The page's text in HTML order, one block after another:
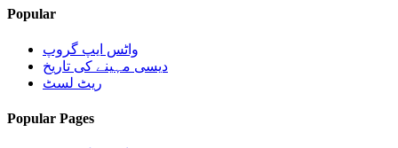
Popular
واٹس ایپ گروپ
دیسی مہینے کی تاریخ
ریٹ لسٹ
Popular Pages